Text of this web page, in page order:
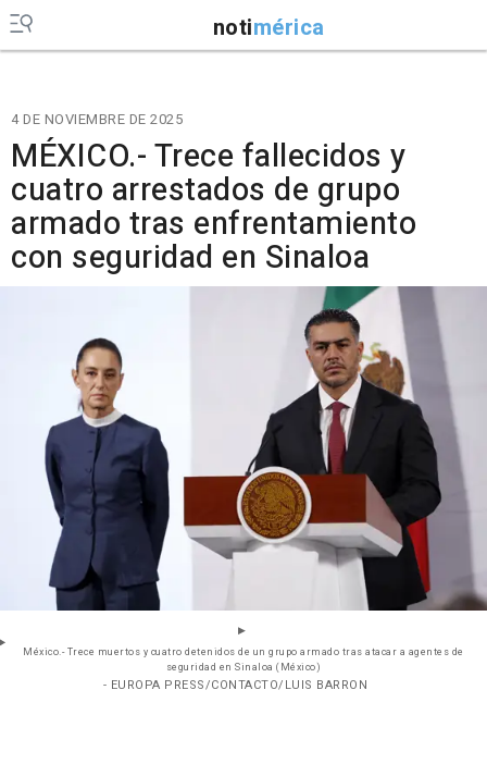
notimérica
4 DE NOVIEMBRE DE 2025
MÉXICO.- Trece fallecidos y
cuatro arrestados de grupo
armado tras enfrentamiento
con seguridad en Sinaloa
México.- Trece muertos y cuatro detenidos de un grupo armado tras atacar a agentes de
seguridad en Sinaloa (México)
- EUROPA PRESS/CONTACTO/LUIS BARRON